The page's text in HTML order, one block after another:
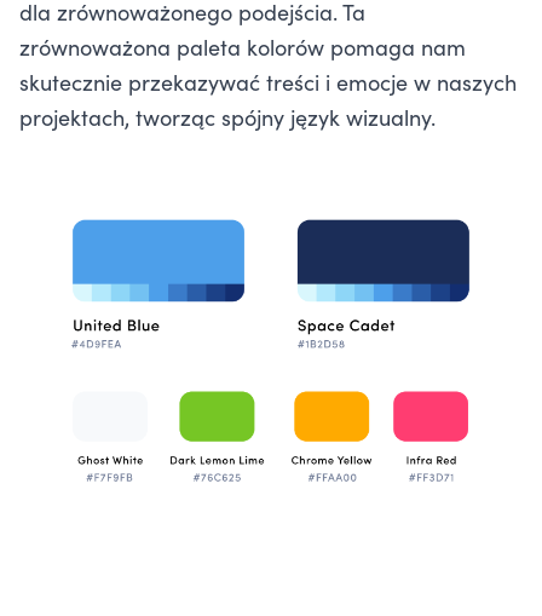
dla zrównoważonego podejścia. Ta
zrównoważona paleta kolorów pomaga nam
skutecznie przekazywać treści i emocje w naszych
projektach, tworząc spójny język wizualny.